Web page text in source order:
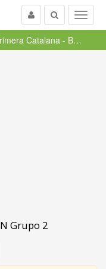
Menu
Buscar
Usuario
Primera Catalana - BCN Grupo 2
Grupo 2